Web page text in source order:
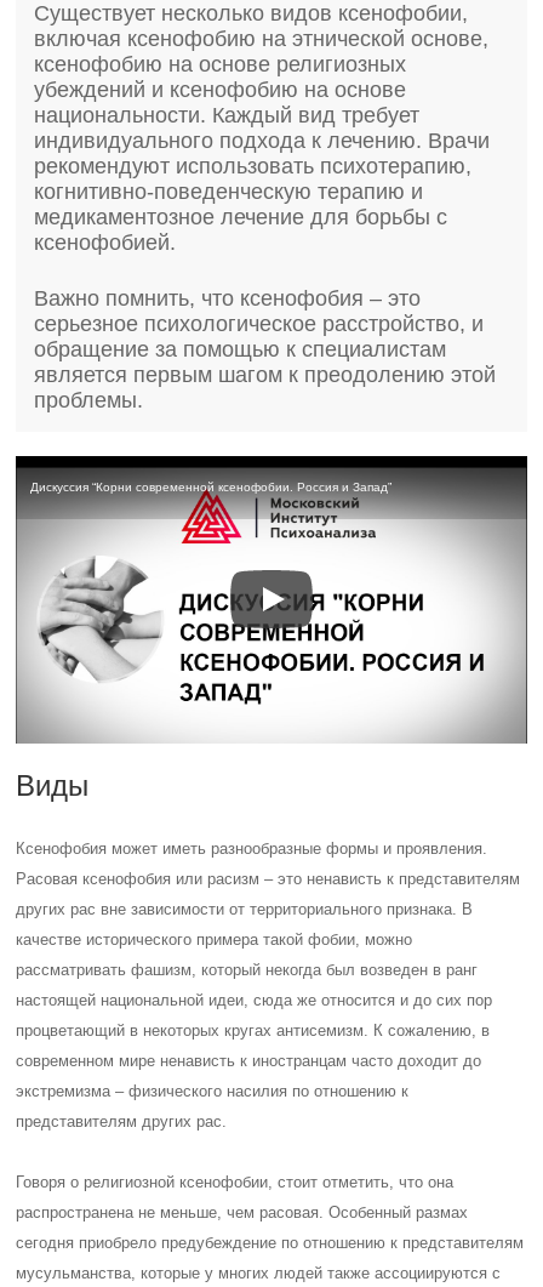
Существует несколько видов ксенофобии,
включая ксенофобию на этнической основе,
ксенофобию на основе религиозных
убеждений и ксенофобию на основе
национальности. Каждый вид требует
индивидуального подхода к лечению. Врачи
рекомендуют использовать психотерапию,
когнитивно-поведенческую терапию и
медикаментозное лечение для борьбы с
ксенофобией.
Важно помнить, что ксенофобия – это
серьезное психологическое расстройство, и
обращение за помощью к специалистам
является первым шагом к преодолению этой
проблемы.
Дискуссия “Корни современной ксенофобии. Россия и Запад”
Виды
Ксенофобия может иметь разнообразные формы и проявления.
Расовая ксенофобия или расизм – это ненависть к представителям
других рас вне зависимости от территориального признака. В
качестве исторического примера такой фобии, можно
рассматривать фашизм, который некогда был возведен в ранг
настоящей национальной идеи, сюда же относится и до сих пор
процветающий в некоторых кругах антисемизм. К сожалению, в
современном мире ненависть к иностранцам часто доходит до
экстремизма – физического насилия по отношению к
представителям других рас.
Говоря о религиозной ксенофобии, стоит отметить, что она
распространена не меньше, чем расовая. Особенный размах
сегодня приобрело предубеждение по отношению к представителям
мусульманства, которые у многих людей также ассоциируются с